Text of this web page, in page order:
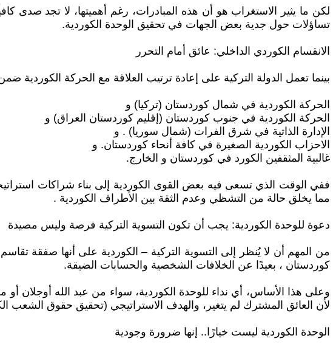
لكن ما يثير الاستغراب هو أن هذه المبادرات، رغم أهميتها، لا تجد صدى
تساؤلات حول جدية بعض الجهات في تحقيق الوحدة الكوردية.
الانقسام الكوردي الداخلي: عائق أمام التحرر
بينما تعمل الدولة التركية على إعادة ترتيب العلاقة مع الحركة الكوردية
الحركة الكوردية في شمال كوردستان (تركيا) و
الحركة الكوردية في جنوب كوردستان (إقليم كوردستان العراق) و
الإدارة الذاتية في شرق الفرات (شمال سوريا) . و
الاحزاب الكوردية الصغيرة في كافة أنحاء كوردستان. و
غالبية المثقفين الكورد في كوردستان و الخارج.
ففي الوقت الذي تسعى فيه بعض القوى الكوردية إلى بناء شراكات
مما يخلق حالة من التشظي وعدم الثقة بين الأطراف الكوردية .
دعوة للوحدة الكوردية: يجب أن تكون التسوية التركية فرصة وليس مصيدة
من المهم أن لا يُنظر إلى التسوية التركية – الكوردية على أنها صفقة
كوردستان ، بعيدًا عن الخلافات الشخصية والحسابات الضيقة.
وعلى هذا الأساس، أي نداء للوحدة الكوردية، سواء من عبد الله أوجلان
لأن العائق المشترك لم يتغير، والهدف الاستراتيجي (تحقيق حقوق الشعب
الوحدة الكوردية ليست خيارًا.. إنها ضرورة وجودية